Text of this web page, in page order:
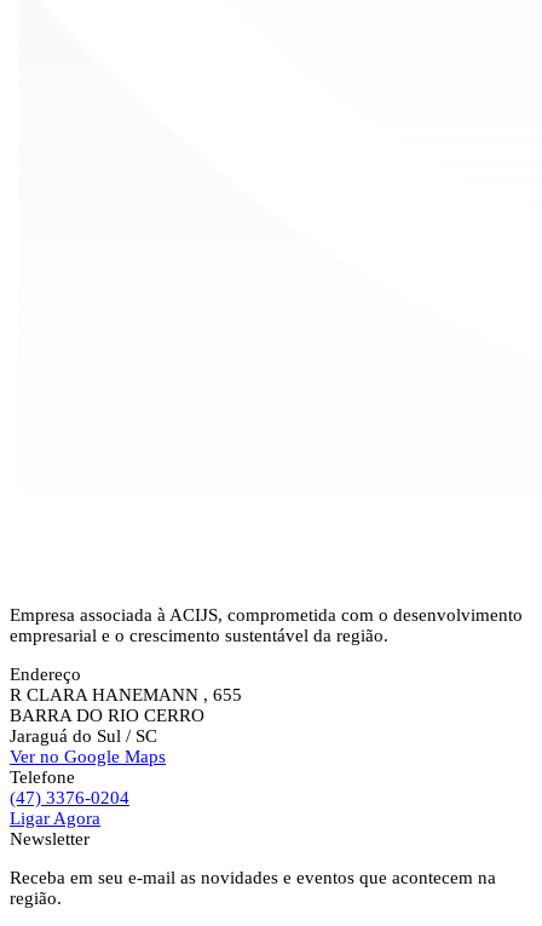
Empresa associada à ACIJS, comprometida com o desenvolvimento
empresarial e o crescimento sustentável da região.
Endereço
R CLARA HANEMANN , 655
BARRA DO RIO CERRO
Jaraguá do Sul / SC
Ver no Google Maps
Telefone
(47) 3376-0204
Ligar Agora
Newsletter
Receba em seu e-mail as novidades e eventos que acontecem na
região.